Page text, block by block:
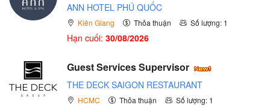
ANN HOTEL PHÚ QUỐC
Kiên Giang Thỏa thuận Số lượng: 1
Hạn cuối: 30/08/2026
Guest Services Supervisor
THE DECK SAIGON RESTAURANT
HCMC Thỏa thuận Số lượng: 1